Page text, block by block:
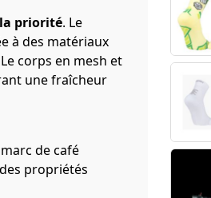
priorité. Le
à des matériaux
corps en mesh et
une fraîcheur
de café
propriétés